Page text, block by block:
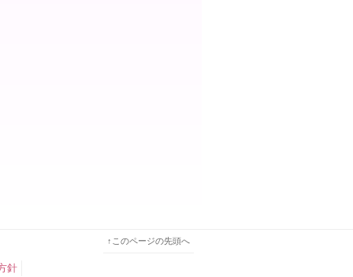
↑このページの先頭へ
針